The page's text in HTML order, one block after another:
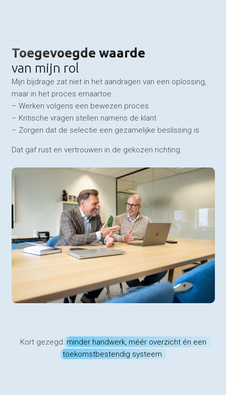
Toegevoegde waarde
van mijn rol
Mijn bijdrage zat niet in het aandragen van een oplossing,
maar in het proces ernaartoe:
– Werken volgens een bewezen proces
– Kritische vragen stellen namens de klant
– Zorgen dat de selectie een gezamelijke beslissing is
Dat gaf rust en vertrouwen in de gekozen richting.
Kort gezegd: minder handwerk, méér overzicht én een
toekomstbestendig systeem.